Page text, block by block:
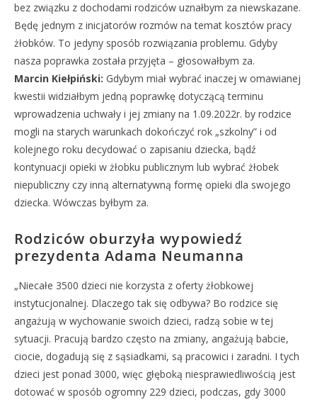
bez związku z dochodami rodziców uznałbym za niewskazane.
Będę jednym z inicjatorów rozmów na temat kosztów pracy
żłobków. To jedyny sposób rozwiązania problemu. Gdyby
nasza poprawka została przyjęta – głosowałbym za.
Marcin Kiełpiński: Gdybym miał wybrać inaczej w omawianej
kwestii widziałbym jedną poprawkę dotyczącą terminu
wprowadzenia uchwały i jej zmiany na 1.09.2022r. by rodzice
mogli na starych warunkach dokończyć rok „szkolny” i od
kolejnego roku decydować o zapisaniu dziecka, bądź
kontynuacji opieki w żłobku publicznym lub wybrać żłobek
niepubliczny czy inną alternatywną formę opieki dla swojego
dziecka. Wówczas byłbym za.
Rodziców oburzyła wypowiedź
prezydenta Adama Neumanna
„Niecałe 3500 dzieci nie korzysta z oferty żłobkowej
instytucjonalnej. Dlaczego tak się odbywa? Bo rodzice się
angażują w wychowanie swoich dzieci, radzą sobie w tej
sytuacji. Pracują bardzo często na zmiany, angażują babcie,
ciocie, dogadują się z sąsiadkami, są pracowici i zaradni. I tych
dzieci jest ponad 3000, więc głęboką niesprawiedliwością jest
dotować w sposób ogromny 229 dzieci, podczas, gdy 3000